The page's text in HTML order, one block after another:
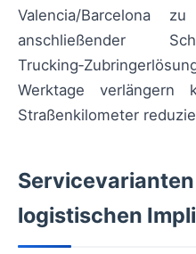
Valencia/Barcelona
anschließender
Werktage
Straßenkilometer
logistischen